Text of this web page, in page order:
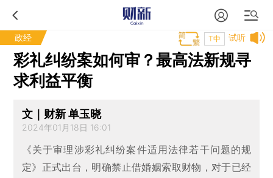
政经 试听
T中
彩礼纠纷案如何审？最高法新规寻
求利益平衡
文｜财新 单玉晓
2024年01月18日 16:01
《关于审理涉彩礼纠纷案件适用法律若干问题的规
定》正式出台，明确禁止借婚姻索取财物，对于已经